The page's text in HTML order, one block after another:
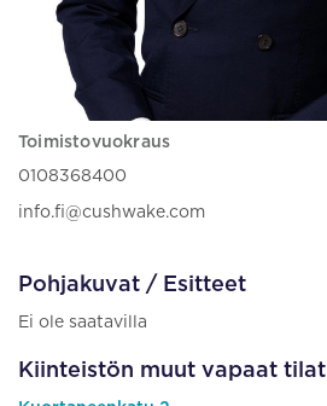
Toimistovuokraus
0108368400
info.fi@cushwake.com
Pohjakuvat / Esitteet
Ei ole saatavilla
Kiinteistön muut vapaat tilat